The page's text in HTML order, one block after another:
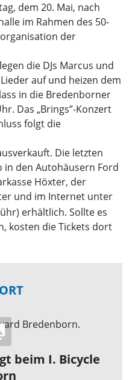
dem 20. Mai, nach
im Rahmen des 50-
der
die DJs Marcus und
auf und heizen dem
in die Bredenborner
Das „Brings”-Konzert
folgt die
Die letzten
in den Autohäusern Ford
Höxter, der
und im Internet unter
erhältlich. Sollte es
kosten die Tickets dort
beim I. Bicycle